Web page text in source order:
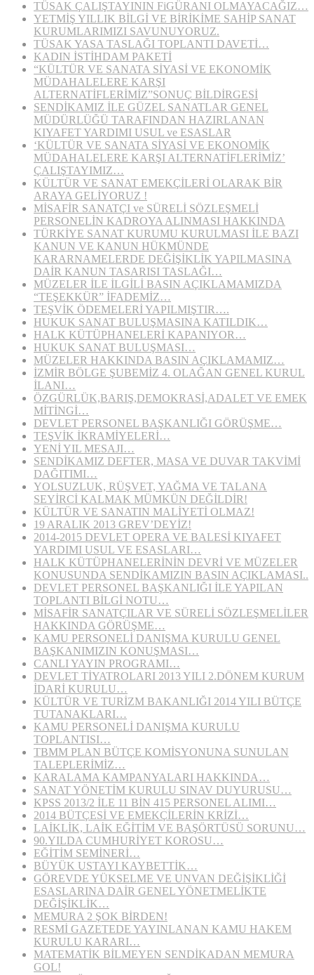
TÜSAK ÇALIŞTAYININ FiGÜRANI OLMAYACAĞIZ…
YETMİŞ YILLIK BİLGİ VE BİRİKİME SAHİP SANAT
KURUMLARIMIZI SAVUNUYORUZ.
TÜSAK YASA TASLAĞI TOPLANTI DAVETİ…
KADIN İSTİHDAM PAKETİ
“KÜLTÜR VE SANATA SİYASİ VE EKONOMİK
MÜDAHALELERE KARŞI
ALTERNATİFLERİMİZ”SONUÇ BİLDİRGESİ
SENDİKAMIZ İLE GÜZEL SANATLAR GENEL
MÜDÜRLÜĞÜ TARAFINDAN HAZIRLANAN
KIYAFET YARDIMI USUL ve ESASLAR
‘KÜLTÜR VE SANATA SİYASİ VE EKONOMİK
MÜDAHALELERE KARŞI ALTERNATİFLERİMİZ’
ÇALIŞTAYIMIZ…
KÜLTÜR VE SANAT EMEKÇİLERİ OLARAK BİR
ARAYA GELİYORUZ !
MİSAFİR SANATÇI ve SÜRELİ SÖZLEŞMELİ
PERSONELİN KADROYA ALINMASI HAKKINDA
TÜRKİYE SANAT KURUMU KURULMASI İLE BAZI
KANUN VE KANUN HÜKMÜNDE
KARARNAMELERDE DEĞİŞİKLİK YAPILMASINA
DAİR KANUN TASARISI TASLAĞI…
MÜZELER İLE İLGİLİ BASIN AÇIKLAMAMIZDA
“TEŞEKKÜR” İFADEMİZ…
TEŞVİK ÖDEMELERİ YAPILMIŞTIR….
HUKUK SANAT BULUŞMASINA KATILDIK…
HALK KÜTÜPHANELERİ KAPANIYOR…
HUKUK SANAT BULUŞMASI…
MÜZELER HAKKINDA BASIN AÇIKLAMAMIZ…
İZMİR BÖLGE ŞUBEMİZ 4. OLAĞAN GENEL KURUL
İLANI…
ÖZGÜRLÜK,BARIŞ,DEMOKRASİ,ADALET VE EMEK
MİTİNGİ…
DEVLET PERSONEL BAŞKANLIĞI GÖRÜŞME…
TEŞVİK İKRAMİYELERİ…
YENİ YIL MESAJI…
SENDİKAMIZ DEFTER, MASA VE DUVAR TAKVİMİ
DAĞITIMI…
YOLSUZLUK, RÜŞVET, YAĞMA VE TALANA
SEYİRCİ KALMAK MÜMKÜN DEĞİLDİR!
KÜLTÜR VE SANATIN MALİYETİ OLMAZ!
19 ARALIK 2013 GREV’DEYİZ!
2014-2015 DEVLET OPERA VE BALESİ KIYAFET
YARDIMI USUL VE ESASLARI…
HALK KÜTÜPHANELERİNİN DEVRİ VE MÜZELER
KONUSUNDA SENDİKAMIZIN BASIN AÇIKLAMASI..
DEVLET PERSONEL BAŞKANLIĞI İLE YAPILAN
TOPLANTI BİLGİ NOTU…
MİSAFİR SANATÇILAR VE SÜRELİ SÖZLEŞMELİLER
HAKKINDA GÖRÜŞME…
KAMU PERSONELİ DANIŞMA KURULU GENEL
BAŞKANIMIZIN KONUŞMASI…
CANLI YAYIN PROGRAMI…
DEVLET TİYATROLARI 2013 YILI 2.DÖNEM KURUM
İDARİ KURULU…
KÜLTÜR VE TURİZM BAKANLIĞI 2014 YILI BÜTÇE
TUTANAKLARI…
KAMU PERSONELİ DANIŞMA KURULU
TOPLANTISI…
TBMM PLAN BÜTÇE KOMİSYONUNA SUNULAN
TALEPLERİMİZ…
KARALAMA KAMPANYALARI HAKKINDA…
SANAT YÖNETİM KURULU SINAV DUYURUSU…
KPSS 2013/2 İLE 11 BİN 415 PERSONEL ALIMI…
2014 BÜTÇESİ VE EMEKÇİLERİN KRİZİ…
LAİKLİK, LAİK EĞİTİM VE BAŞÖRTÜSÜ SORUNU…
90.YILDA CUMHURİYET KOROSU…
EĞİTİM SEMİNERİ…
BÜYÜK USTAYI KAYBETTİK…
GÖREVDE YÜKSELME VE UNVAN DEĞİŞİKLİĞİ
ESASLARINA DAİR GENEL YÖNETMELİKTE
DEĞİŞİKLİK…
MEMURA 2 ŞOK BİRDEN!
RESMİ GAZETEDE YAYINLANAN KAMU HAKEM
KURULU KARARI…
MATEMATİK BİLMEYEN SENDİKADAN MEMURA
GOL!